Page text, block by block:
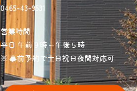
0465-43-9531
営業時間
平日 午前９時～午後５時
※ 事前予約で土日祝日夜間対応可